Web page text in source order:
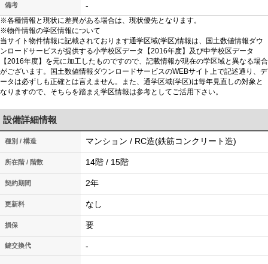
備考 -
※各種情報と現状に差異がある場合は、現状優先となります。
※物件情報の学区情報について
当サイト物件情報に記載されております通学区域(学区)情報は、国土数値情報ダウ
ンロードサービスが提供する小学校区データ【2016年度】及び中学校区データ
【2016年度】を元に加工したものですので、記載情報が現在の学区域と異なる場合
がございます。国土数値情報ダウンロードサービスのWEBサイト上で記述通り、デ
ータは必ずしも正確とは言えません。また、通学区域(学区)は毎年見直しの対象と
なりますので、そちらを踏まえ学区情報は参考としてご活用下さい。
設備詳細情報
種別 / 構造 マンション / RC造(鉄筋コンクリート造)
所在階 / 階数 14階 / 15階
契約期間 2年
更新料 なし
損保 要
鍵交換代 -